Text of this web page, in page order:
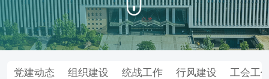
党建动态 组织建设 统战工作 行风建设 工会工